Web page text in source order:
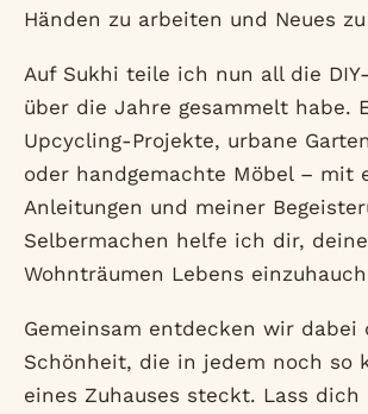
Händen zu arbeiten und Neues
Auf Sukhi teile ich nun all die
über die Jahre gesammelt habe.
Upcycling-Projekte, urbane
oder handgemachte Möbel – mit
Anleitungen und meiner
Selbermachen helfe ich dir,
Wohnträumen Lebens
Gemeinsam entdecken wir dabei
Schönheit, die in jedem noch so
eines Zuhauses steckt. Lass dich